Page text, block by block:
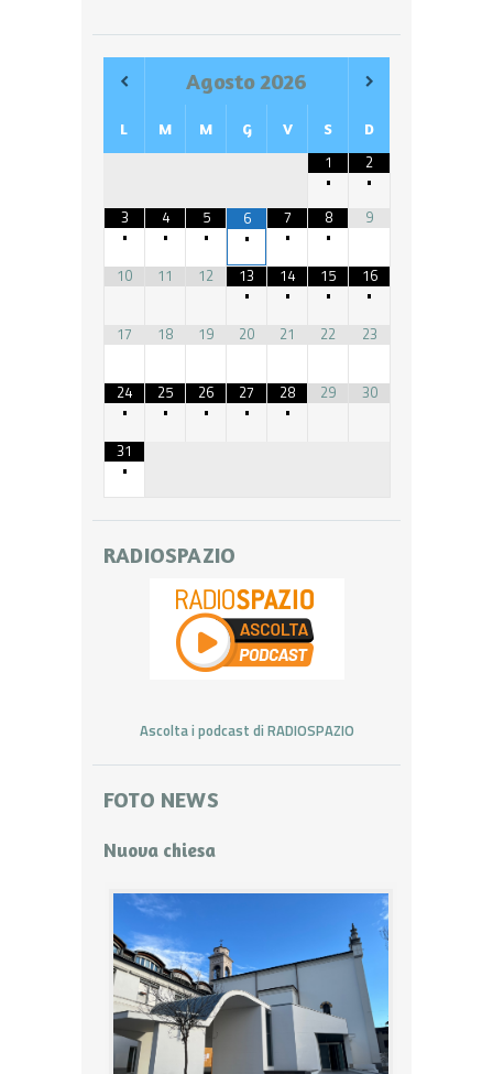
Agosto2026
L M M G V S D
1
•
2
•
3
•
4
•
5
•
6
•
7
•
8
•
9
10 11 12
13
•
14
•
15
•
16
•
17
18 19 20 21 22 23
24
•
25
•
26
•
27
•
28
•
29 30
31
•
RADIOSPAZIO
Ascolta i podcast di RADIOSPAZIO
FOTO NEWS
Nuova chiesa